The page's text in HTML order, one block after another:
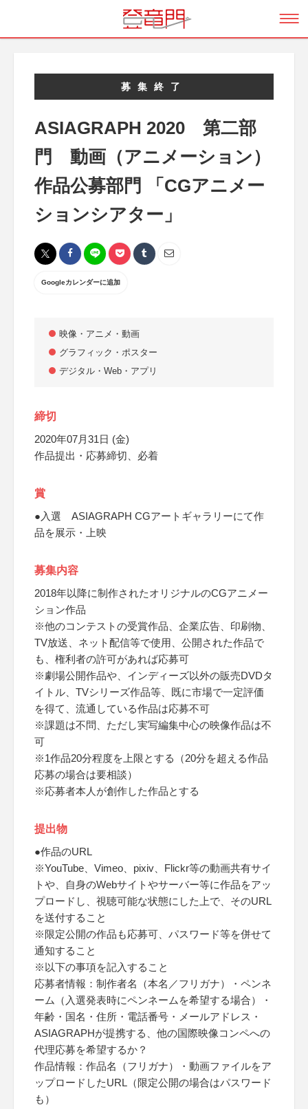
募集終了
ASIAGRAPH 2020 第二部
門 動画（アニメーション）
作品公募部門 「CGアニメー
ションシアター」
Googleカレンダーに追加
映像・アニメ・動画
グラフィック・ポスター
デジタル・Web・アプリ
締切
2020年07月31日 (金)
作品提出・応募締切、必着
賞
●入選 ASIAGRAPH CGアートギャラリーにて作
品を展示・上映
募集内容
2018年以降に制作されたオリジナルのCGアニメー
ション作品
※他のコンテストの受賞作品、企業広告、印刷物、
TV放送、ネット配信等で使用、公開された作品で
も、権利者の許可があれば応募可
※劇場公開作品や、インディーズ以外の販売DVDタ
イトル、TVシリーズ作品等、既に市場で一定評価
を得て、流通している作品は応募不可
※課題は不問、ただし実写編集中心の映像作品は不
可
※1作品20分程度を上限とする（20分を超える作品
応募の場合は要相談）
※応募者本人が創作した作品とする
提出物
●作品のURL
※YouTube、Vimeo、pixiv、Flickr等の動画共有サイ
トや、自身のWebサイトやサーバー等に作品をアッ
プロードし、視聴可能な状態にした上で、そのURL
を送付すること
※限定公開の作品も応募可、パスワード等を併せて
通知すること
※以下の事項を記入すること
応募者情報：制作者名（本名／フリガナ）・ペンネ
ーム（入選発表時にペンネームを希望する場合）・
年齢・国名・住所・電話番号・メールアドレス・
ASIAGRAPHが提携する、他の国際映像コンペへの
代理応募を希望するか？
作品情報：作品名（フリガナ）・動画ファイルをア
ップロードしたURL（限定公開の場合はパスワード
も）